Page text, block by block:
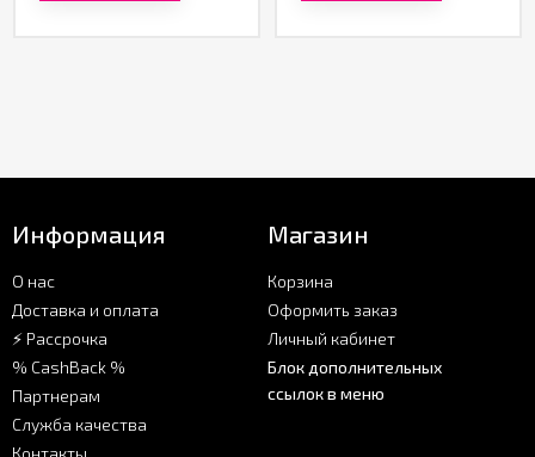
Информация
О нас
Доставка и оплата
⚡ Рассрочка
% CashBack %
Партнерам
Служба качества
Контакты
Магазин
Корзина
Оформить заказ
Личный кабинет
Блок дополнительных
ссылок в меню